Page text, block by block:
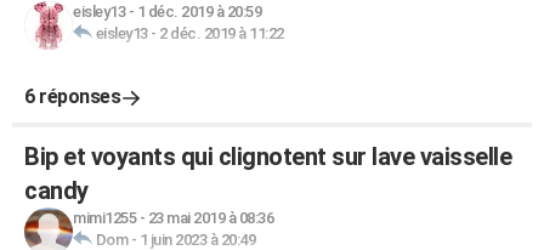
eisley13- 1 déc. 2019 à 20:59
eisley13- 2 déc. 2019 à 11:22
6 réponses
Bip et voyants qui clignotent sur lave vaisselle
candy
mimi1255- 23 mai 2019 à 08:36
Dom- 1 juin 2023 à 20:49